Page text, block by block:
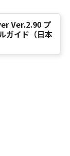
Ohta-ku,
とは、
ェア」を
一部が法
Ver.2.90 プ
ガイド（日本